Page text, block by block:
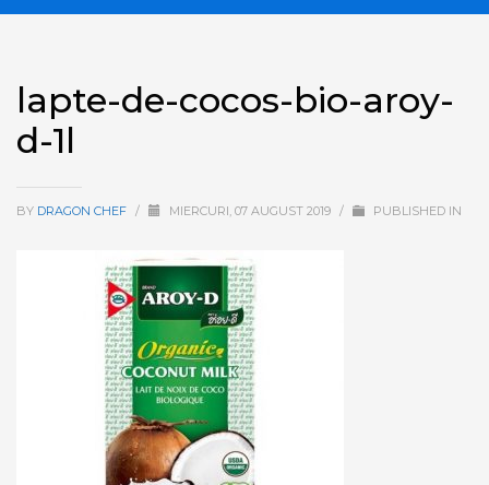
lapte-de-cocos-bio-aroy-
d-1l
BY DRAGON CHEF / MIERCURI, 07 AUGUST 2019 / PUBLISHED IN